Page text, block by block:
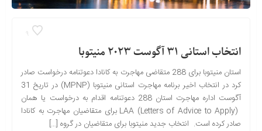
9
انتخاب استانی 31 آگوست 2023 منیتوبا
استان منیتوبا برای 288 متقاضی مهاجرت به کانادا دعوتنامه درخواست صادر
کرد در انتخاب اخیر برنامه مهاجرت استانی منیتوبا (MPNP) در تاریخ 31
آگوست اداره مهاجرت استان 288 دعوتنامه اقدام به درخواست یا همان
LAA (Letters of Advice to Apply) برای متقاضیان مهاجرت به کانادا
صادر کرده است. انتخاب جدید منیتوبا برای متقاضیان در گروه […]